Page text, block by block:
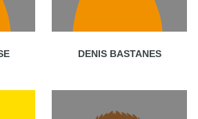
DENIS BASTANES